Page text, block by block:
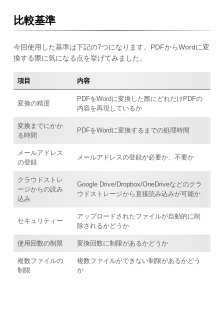
比較基準
今回使用した基準は下記の7つになります。PDFからWordに変
換する際に気になる点を挙げてみました。
項目 内容
変換の精度
PDFをWordに変換した際にどれだけPDFの
内容を再現しているか
変換までにかか
る時間
PDFをWordに変換するまでの処理時間
メールアドレス
の登録
メールアドレスの登録が必要か、不要か
クラウドストレ
ージからの読み
込み
Google Drive/Dropbox/OneDriveなどのクラ
ウドストレージから直接読み込みが可能か
セキュリティー
アップロードされたファイルが自動的に削
除されるかどうか
使用回数の制限 変換回数に制限があるかどうか
複数ファイルの
制限
複数ファイルができない制限があるかどう
か